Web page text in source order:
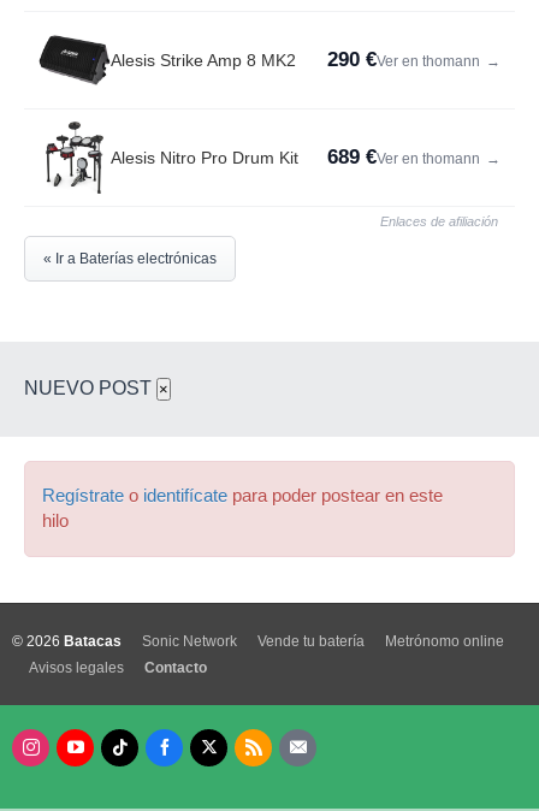
Alesis Strike Amp 8 MK2 290 €Ver en thomann →
Alesis Nitro Pro Drum Kit 689 €Ver en thomann →
Enlaces de afiliación
« Ir a Baterías electrónicas
NUEVO POST ×
Regístrate o identifícate para poder postear en este
hilo
© 2026 Batacas Sonic Network Vende tu batería
Metrónomo online
Avisos legales
Contacto